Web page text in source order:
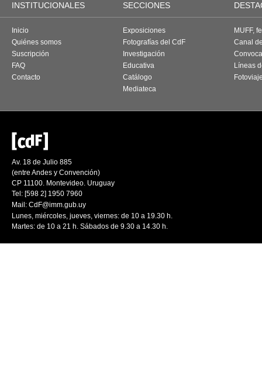
INSTITUCIONALES SECCIONES
Inicio
Quiénes somos
Suscripción
FAQ
Contacto
Exposiciones
Fotografías del CdF
Investigación
Educativa
Catálogo
Mediateca
MUFF,
Canal
Líneas
Av. 18 de Julio 885
(entre Andes y Convención)
CP 11100. Montevideo. Uruguay
Tel: [598 2] 1950 7960
Mail: CdF@imm.gub.uy
Lunes, miércoles, jueves, viernes: de 10 a 19.30 h.
Martes: de 10 a 21 h. Sábados de 9.30 a 14.30 h.